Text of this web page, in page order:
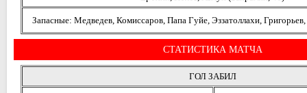
Запасные: Медведев, Комиссаров, Папа Гуйе, Эззатоллахи,
СТАТИСТИКА МАТЧА
ГОЛ ЗАБИЛ